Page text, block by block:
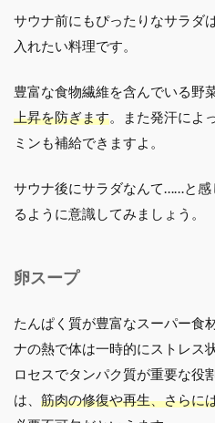
サウナ前にもぴったりなサラダ
入れたい料理です。
豊富な食物繊維を含んでいる野
上昇を防ぎます。また発汗によ
ミンも補給できますよ。
サウナ後にサラダなんて……と
るように意識してみましょう。
卵スープ
たんぱく質が豊富なスーパー食
ナの熱で体は一時的にストレス
ロセスでタンパク質が重要な役
は、 筋肉の修復や再生、さらに